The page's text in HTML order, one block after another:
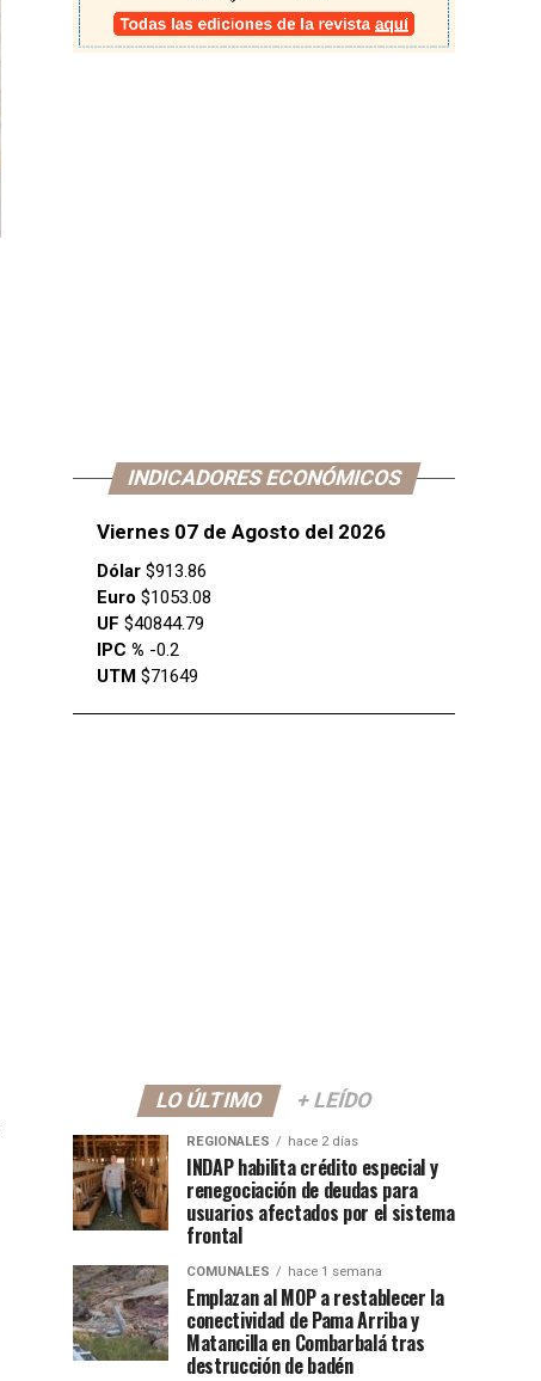
INDICADORES ECONÓMICOS
Viernes 07 de Agosto del 2026
Dólar $913.86
Euro $1053.08
UF $40844.79
IPC % -0.2
UTM $71649
LO ÚLTIMO + LEÍDO
REGIONALES hace 2 días
INDAP habilita crédito especial y
renegociación de deudas para
usuarios afectados por el sistema
frontal
COMUNALES hace 1 semana
Emplazan al MOP a restablecer la
conectividad de Pama Arriba y
Matancilla en Combarbalá tras
destrucción de badén